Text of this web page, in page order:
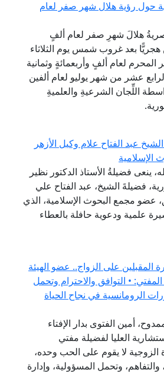
حول رؤية هلال شهر صفر لعام
هلالَ شهرِ صفر لعام ألفٍ
هجريًّا بعد غروب شمس يوم الثلاثاء
لعام ألفٍ وأربعمائةٍ وثمانية
عشر من شهر يوليو لعام ألفين
اللِّجان الشرعيةِ والعلميةِ
عبد الفتاح علام وكيل الأزهر
الإسلامية
ينعى فضيلةُ الأستاذ الدكتور نظير
فضيلةَ الشيخ، عبد الفتاح علي
عضو مجمع البحوث الإسلامية، الذي
علمية ودعوية حافلة بالعطاء
على الزواج.. عضو الهيئة
• التوافق والاحترام وتحمل
الرومانسية في نجاح الحياة
أمين الفتوى بدار الإفتاء
العليا لفضيلة مفتي
الزوجية لا يقوم على الحب وحده،
والتفاهم، وتحمل المسؤولية، وإدارة